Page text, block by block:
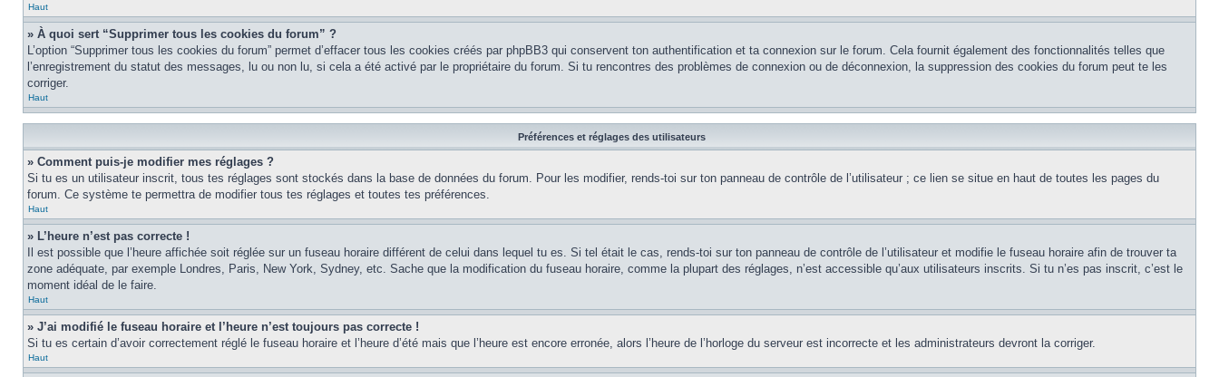
Haut
» À quoi sert “Supprimer tous les cookies du forum” ?
L’option “Supprimer tous les cookies du forum” permet d’effacer tous les cookies créés par phpBB3 qui conservent ton authentification et ta connexion sur le forum. Cela fournit également des fonctionnalités telles que
l’enregistrement du statut des messages, lu ou non lu, si cela a été activé par le propriétaire du forum. Si tu rencontres des problèmes de connexion ou de déconnexion, la suppression des cookies du forum peut te les
corriger.
Haut
Préférences et réglages des utilisateurs
» Comment puis-je modifier mes réglages ?
Si tu es un utilisateur inscrit, tous tes réglages sont stockés dans la base de données du forum. Pour les modifier, rends-toi sur ton panneau de contrôle de l’utilisateur ; ce lien se situe en haut de toutes les pages du
forum. Ce système te permettra de modifier tous tes réglages et toutes tes préférences.
Haut
» L’heure n’est pas correcte !
Il est possible que l’heure affichée soit réglée sur un fuseau horaire différent de celui dans lequel tu es. Si tel était le cas, rends-toi sur ton panneau de contrôle de l’utilisateur et modifie le fuseau horaire afin de trouver ta
zone adéquate, par exemple Londres, Paris, New York, Sydney, etc. Sache que la modification du fuseau horaire, comme la plupart des réglages, n’est accessible qu’aux utilisateurs inscrits. Si tu n’es pas inscrit, c’est le
moment idéal de le faire.
Haut
» J’ai modifié le fuseau horaire et l’heure n’est toujours pas correcte !
Si tu es certain d’avoir correctement réglé le fuseau horaire et l’heure d’été mais que l’heure est encore erronée, alors l’heure de l’horloge du serveur est incorrecte et les administrateurs devront la corriger.
Haut